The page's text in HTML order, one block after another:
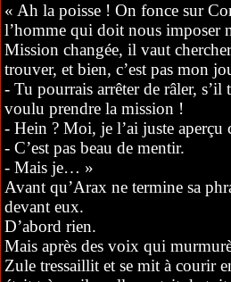
« Ah la poisse ! On fonce sur
l’homme qui doit nous imposer
Mission changée, il vaut
trouver, et bien, c’est pas mon
- Tu pourrais arrêter de râler, s’il
voulu prendre la mission !
- Hein ? Moi, je l’ai juste aperçu
- C’est pas beau de mentir.
- Mais je… »
Avant qu’Arax ne termine sa
devant eux.
D’abord rien.
Mais après des voix qui
Zule tressaillit et se mit à courir